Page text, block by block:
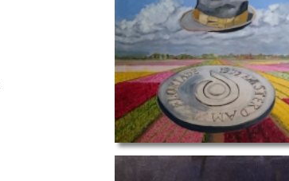
surrealistisch stilleven